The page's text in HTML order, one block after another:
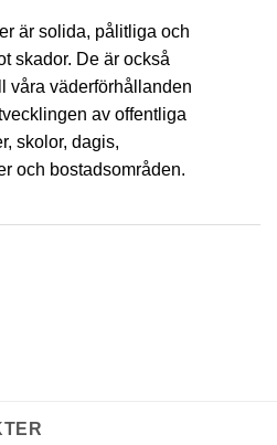
är solida, pålitliga och
skador. De är också
våra väderförhållanden
av offentliga
skolor, dagis,
och bostadsområden.